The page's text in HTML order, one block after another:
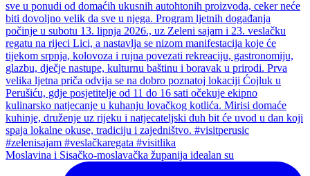
Moslavina i Sisačko-moslavačka županija idealan su